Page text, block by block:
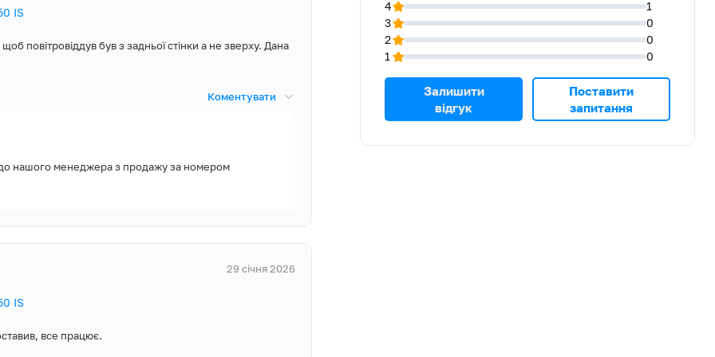
тож при її
у
сторонні
IS
повітровіддув був з задньої стінки а не зверху. Дана
Коментувати
до нашого менеджера з продажу за номером
29 січня 2026
IS
все працює.
4
1
3
0
2
0
1
0
Залишити
відгук
Поставити
запитання